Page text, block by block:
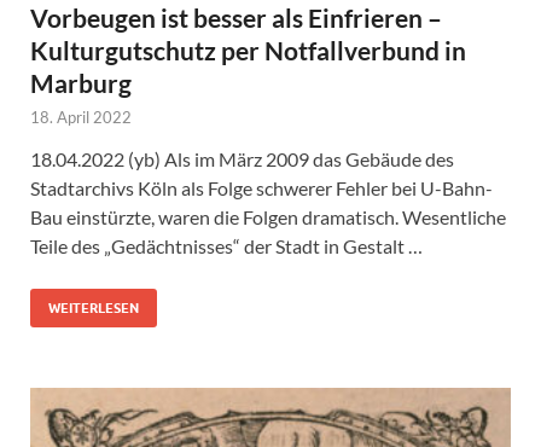
Vorbeugen ist besser als Einfrieren –
Kulturgutschutz per Notfallverbund in
Marburg
18. April 2022
18.04.2022 (yb) Als im März 2009 das Gebäude des
Stadtarchivs Köln als Folge schwerer Fehler bei U-Bahn-
Bau einstürzte, waren die Folgen dramatisch. Wesentliche
Teile des „Gedächtnisses“ der Stadt in Gestalt …
WEITERLESEN